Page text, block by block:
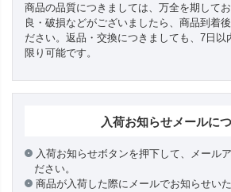
商品の品質につきましては、万全を期して
良・破損などがございましたら、商品到着
ださい。返品・交換につきましても、7日以
限り可能です。
入荷お知らせメールに
入荷お知らせボタンを押下して、メール
ださい。
商品が入荷した際にメールでお知らせいた